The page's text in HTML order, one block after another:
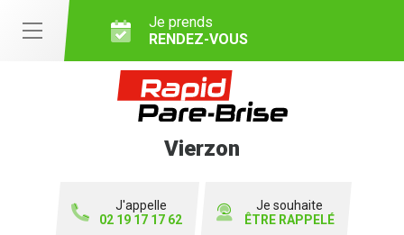
Je prends
RENDEZ-VOUS
Vierzon
J'appelle
02 19 17 17 62
Je souhaite
ÊTRE RAPPELÉ